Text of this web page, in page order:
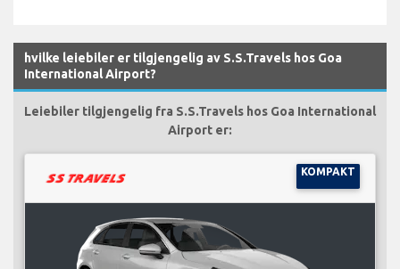
hvilke leiebiler er tilgjengelig av S.S.Travels hos Goa
International Airport?
Leiebiler tilgjengelig fra S.S.Travels hos Goa International
Airport er:
KOMPAKT